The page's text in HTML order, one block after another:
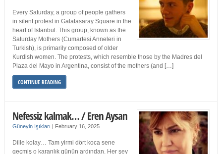
Every Saturday, a group of people gathers
in silent protest in Galatasaray Square in the
heart of Istanbul. This group, known as the
Saturday Mothers (Cumartesi Anneleri in
Turkish), is primarily composed of older
Kurdish women. The protests, which resemble those by the Madres del
Plaza del Mayo in Argentina, consist of the mothers (and […]
CONTINUE READING
Nefessiz kalmak… / Eren Aysan
Güneyin Işıkları | February 16, 2025
Dille kolay… Tam yirmi dört koca sene
geçmiş o karanlık günün ardından. Her şey